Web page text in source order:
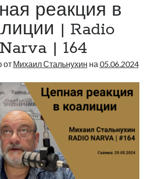
Radio
Narva
|
170
реакция в
| Radio
Narva | 164
от Михаил Стальнухин на 05.06.2024